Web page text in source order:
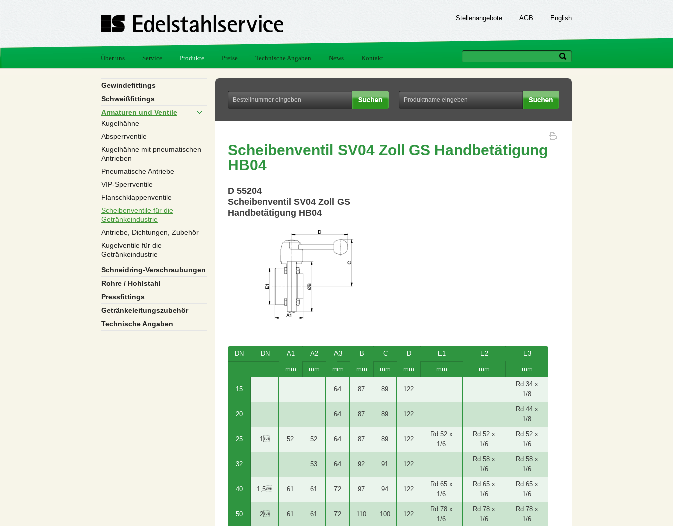
Über uns Service Produkte Preise Technische Angaben News Kontakt
Stellenangebote AGB English
Gewindefittings
Schweißfittings
Armaturen und Ventile
Kugelhähne
Absperrventile
Kugelhähne mit pneumatischen
Antrieben
Pneumatische Antriebe
VIP-Sperrventile
Flanschklappenventile
Scheibenventile für die
Getränkeindustrie
Antriebe, Dichtungen, Zubehör
Kugelventile für die
Getränkeindustrie
Schneidring-Verschraubungen
Rohre / Hohlstahl
Pressfittings
Getränkeleitungszubehör
Technische Angaben
Scheibenventil SV04 Zoll GS Handbetätigung
HB04
D 55204
Scheibenventil SV04 Zoll GS
Handbetätigung HB04
DN DN A1 A2 A3 B C D E1 E2 E3
mm mm mm mm mm mm mm mm mm
15 64 87 89 122
Rd 34 x
1/8
20 64 87 89 122
Rd 44 x
1/8
25 1 52 52 64 87 89 122
Rd 52 x
1/6
Rd 52 x
1/6
Rd 52 x
1/6
32 53 64 92 91 122
Rd 58 x
1/6
Rd 58 x
1/6
40 1,5 61 61 72 97 94 122
Rd 65 x
1/6
Rd 65 x
1/6
Rd 65 x
1/6
50 2 61 61 72 110 100 122
Rd 78 x
1/6
Rd 78 x
1/6
Rd 78 x
1/6